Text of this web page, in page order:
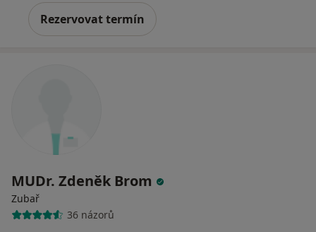
Rezervovat termín
MUDr. Zdeněk Brom
Zubař
36 názorů